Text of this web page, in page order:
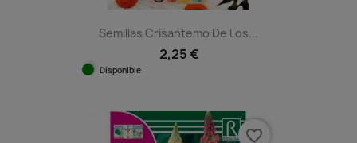
Semillas Crisantemo De Los...
2,25 €
Disponible
favorite_border